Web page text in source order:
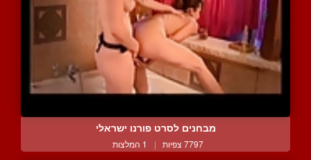
מבחנים לסרט פורנו ישראלי
7797 צפיות | 1 המלצות